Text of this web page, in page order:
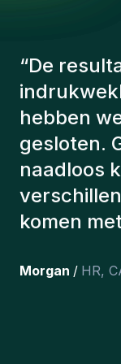
“De
hebben
met een
juiste
De
bij ons en
team